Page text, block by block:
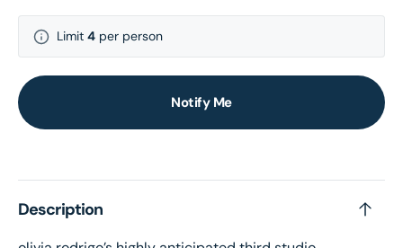
Limit 4 per person
Notify Me
Description